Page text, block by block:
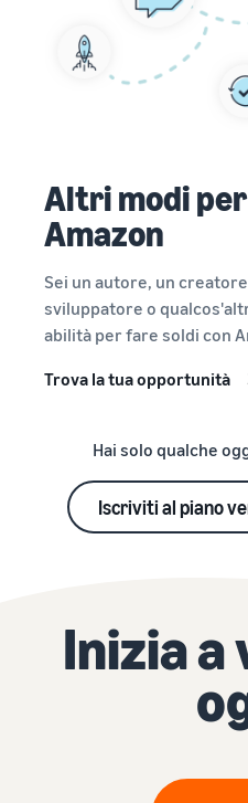
Altri modi
Amazon
Sei un autore, un
sviluppatore o
abilità per fare soldi con
Trova la tua opportunità
Hai solo qualche
Iscriviti al piano
Inizia a